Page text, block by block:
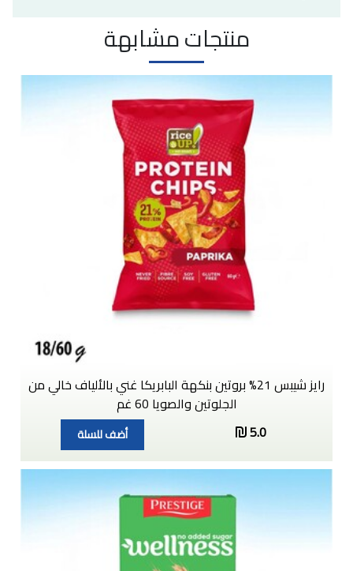
منتجات مشابهة
رايز شيبس 21% بروتين بنكهة البابريكا غني بالألياف خالي من
الجلوتين والصويا 60 غم
5.0
أضف للسلة